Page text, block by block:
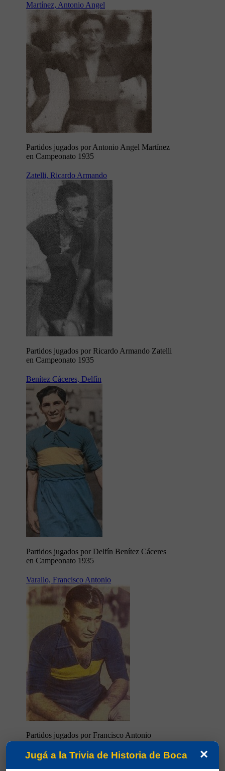
Martínez, Antonio Angel
Partidos jugados por Antonio Angel Martínez
en Campeonato 1935
Zatelli, Ricardo Armando
Partidos jugados por Ricardo Armando Zatelli
en Campeonato 1935
Benítez Cáceres, Delfín
Partidos jugados por Delfín Benítez Cáceres
en Campeonato 1935
Varallo, Francisco Antonio
Partidos jugados por Francisco Antonio
Varallo en Campeonato 1935
Cherro, Roberto Eugenio
×
Jugá a la Trivia de Historia de Boca